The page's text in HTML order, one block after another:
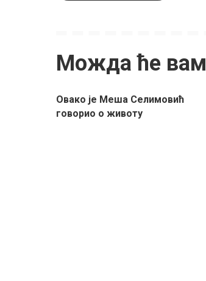
Можда ће вам
Овако је Меша Селимовић
говорио о животу